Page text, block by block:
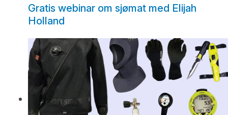
Gratis webinar om sjømat med Elijah
Holland